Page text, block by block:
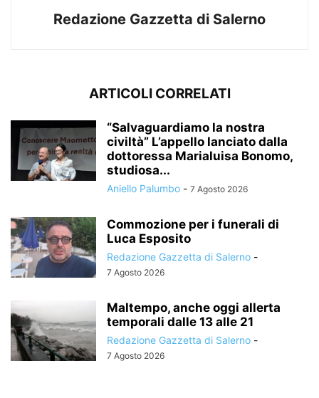
Redazione Gazzetta di Salerno
ARTICOLI CORRELATI
“Salvaguardiamo la nostra
civiltà” L’appello lanciato dalla
dottoressa Marialuisa Bonomo,
studiosa...
Aniello Palumbo - 7 Agosto 2026
Commozione per i funerali di
Luca Esposito
Redazione Gazzetta di Salerno -
7 Agosto 2026
Maltempo, anche oggi allerta
temporali dalle 13 alle 21
Redazione Gazzetta di Salerno -
7 Agosto 2026